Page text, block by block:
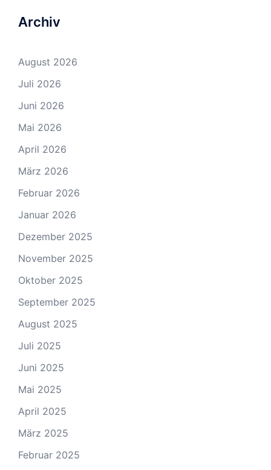
Archiv
August 2026
Juli 2026
Juni 2026
Mai 2026
April 2026
März 2026
Februar 2026
Januar 2026
Dezember 2025
November 2025
Oktober 2025
September 2025
August 2025
Juli 2025
Juni 2025
Mai 2025
April 2025
März 2025
Februar 2025